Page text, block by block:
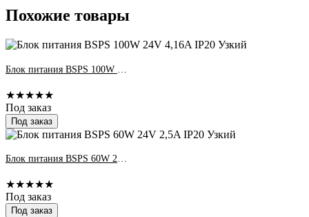
Похожие товары
★★★★★
Под заказ
Под заказ
Блок питания BSPS 60W 24V 2,5A IP20 Узкий
★★★★★
Под заказ
Под заказ